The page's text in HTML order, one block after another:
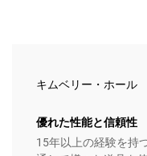
キムベリー・ホール
優れた性能と信頼性
15年以上の経験を持